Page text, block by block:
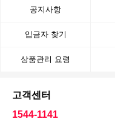
공지사항
입금자 찾기
상품관리 요령
고객센터
1544-1141